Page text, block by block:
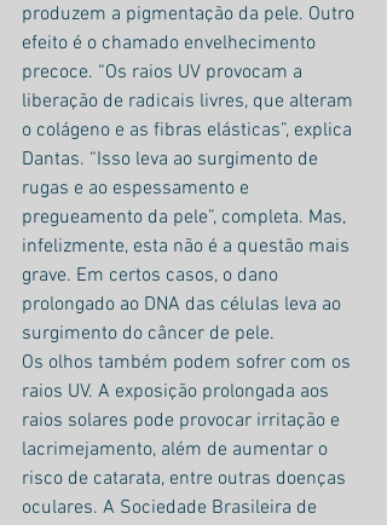
produzem a pigmentação da pele. Outro
efeito é o chamado envelhecimento
precoce. “Os raios UV provocam a
liberação de radicais livres, que alteram
o colágeno e as fibras elásticas”, explica
Dantas. “Isso leva ao surgimento de
rugas e ao espessamento e
pregueamento da pele”, completa. Mas,
infelizmente, esta não é a questão mais
grave. Em certos casos, o dano
prolongado ao DNA das células leva ao
surgimento do câncer de pele.
Os olhos também podem sofrer com os
raios UV. A exposição prolongada aos
raios solares pode provocar irritação e
lacrimejamento, além de aumentar o
risco de catarata, entre outras doenças
oculares. A Sociedade Brasileira de